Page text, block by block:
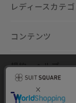
レディースカテゴ
コンテンツ
規約・ヘルプ
当サイトでは利用体験
ックの分析を目的とし
された場合、Cookieの